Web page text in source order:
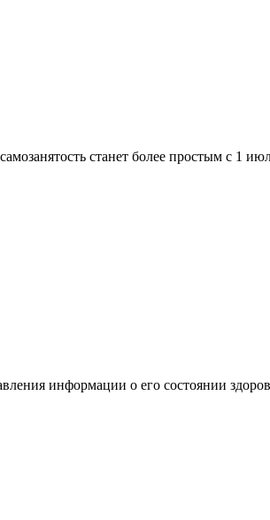
станет более простым с 1
информации о его состоянии